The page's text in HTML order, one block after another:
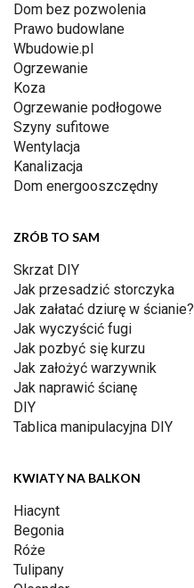
Dom bez pozwolenia
Prawo budowlane
Wbudowie.pl
Ogrzewanie
Koza
Ogrzewanie podłogowe
Szyny sufitowe
Wentylacja
Kanalizacja
Dom energooszczędny
ZRÓB TO SAM
Skrzat DIY
Jak przesadzić storczyka
Jak załatać dziurę w ścianie?
Jak wyczyścić fugi
Jak pozbyć się kurzu
Jak założyć warzywnik
Jak naprawić ścianę
DIY
Tablica manipulacyjna DIY
KWIATY NA BALKON
Hiacynt
Begonia
Róże
Tulipany